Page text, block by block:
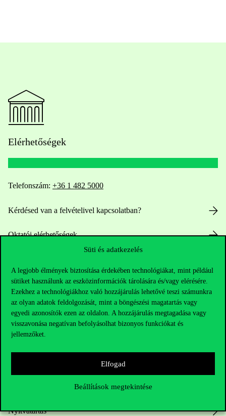
Süti és adatkezelés
A legjobb élmények biztosítása érdekében technológiákat, mint például
sütiket használunk az eszközinformációk tárolására és/vagy elérésére.
Ezekhez a technológiákhoz való hozzájárulás lehetővé teszi számunkra
az olyan adatok feldolgozását, mint a böngészési magatartás vagy
egyedi azonosítók ezen az oldalon. A hozzájárulás megtagadása vagy
visszavonása negatívan befolyásolhat bizonyos funkciókat és
jellemzőket.
Elfogad
Beállítások megtekintése
Elérhetőségek
Telefonszám: +36 1 482 5000
Kérdésed van a felvételivel kapcsolatban?
Oktatói elérhetőségek
Sajtó:press@uni-corvinus.hu
Nyitvatartás